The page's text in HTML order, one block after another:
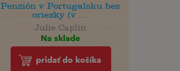
Penzión v Portugalsku bez
oriezky (v ...
Julie Caplin
Na sklade
pridať do košíka